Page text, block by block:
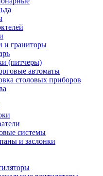
и граниторы
(питчеры)
автоматы
столовых приборов
системы
и заслонки